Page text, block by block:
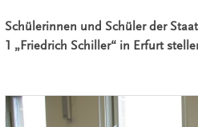
Schülerinnen und Schüler der
1 „Friedrich Schiller“ in Erfurt